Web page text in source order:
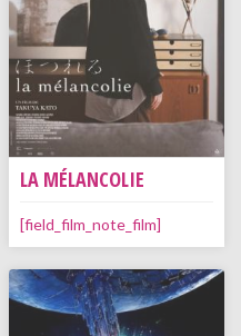
LA MÉLANCOLIE
[field_film_note_film]